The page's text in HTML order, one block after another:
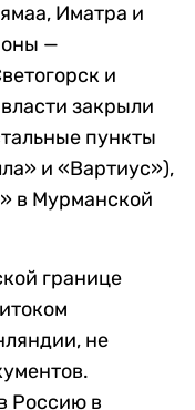
Иматра и
—
и
закрыли
пункты
и «Вартиус»),
в Мурманской
границе
не
Россию в